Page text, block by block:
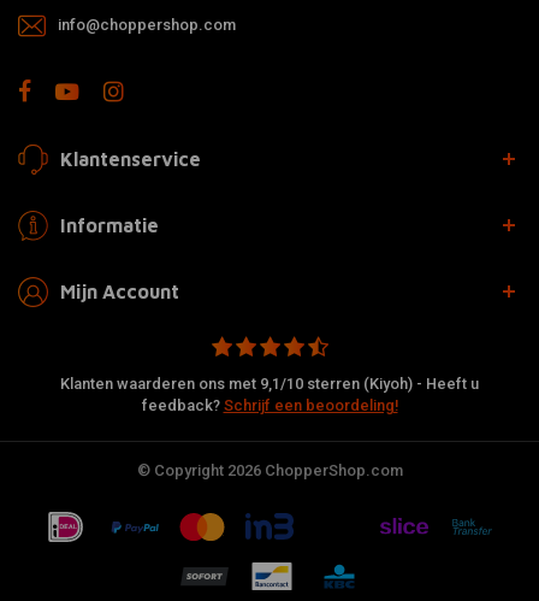
info@choppershop.com
Klantenservice
Informatie
Mijn Account
Klanten waarderen ons met 9,1/10 sterren (Kiyoh) - Heeft u
feedback? Schrijf een beoordeling!
© Copyright 2026 ChopperShop.com